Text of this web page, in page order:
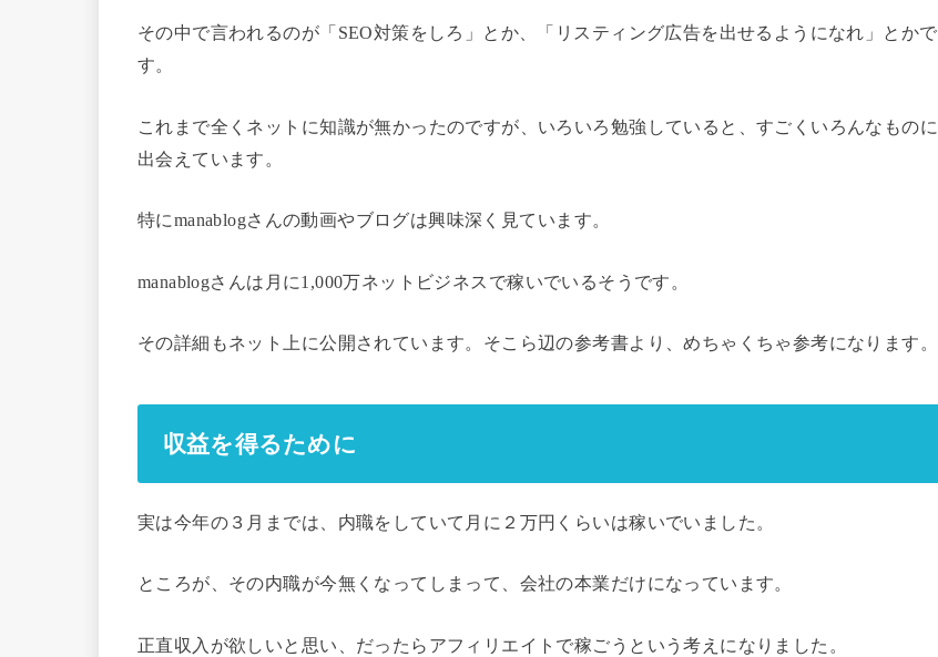
その中で言われるのが「SEO対策をしろ」とか、「リスティング広告を出せるようになれ」とかで
す。
これまで全くネットに知識が無かったのですが、いろいろ勉強していると、すごくいろんなものに
出会えています。
特にmanablogさんの動画やブログは興味深く見ています。
manablogさんは月に1,000万ネットビジネスで稼いでいるそうです。
その詳細もネット上に公開されています。そこら辺の参考書より、めちゃくちゃ参考になります。
収益を得るために
実は今年の３月までは、内職をしていて月に２万円くらいは稼いでいました。
ところが、その内職が今無くなってしまって、会社の本業だけになっています。
正直収入が欲しいと思い、だったらアフィリエイトで稼ごうという考えになりました。